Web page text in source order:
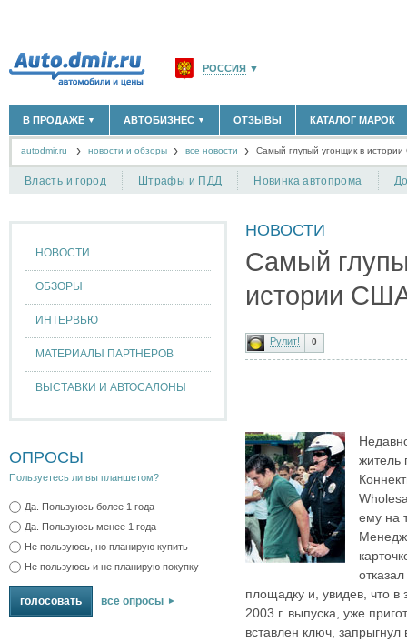
РОССИЯ ▼
САНКТ-ПЕТЕРБУРГ И ОБЛАСТЬ(14298)
КРАСНОДАРСКИЙ КРАЙ(5619)
КРЫМ РЕСПУБЛИКА(412)
В ПРОДАЖЕ ▼
НОВЫЕ АВТОМОБИЛИ(30122)
АВТОМОБИЛИ С ПРОБЕГОМ
АВТОБИЗНЕС ▼
ОФИЦИАЛЬНЫЕ ДИЛЕРЫ(1347)
ТАКСИ(278)
+ ДОБАВИТЬ КОМПАНИЮ
ОТЗЫВЫ КАТАЛОГ МАРОК
autodmir.ru новости и обзоры все новости Самый глупый угонщик в
Власть и город Штрафы и ПДД Новинка автопрома
НОВОСТИ
ОБЗОРЫ
ИНТЕРВЬЮ
МАТЕРИАЛЫ ПАРТНЕРОВ
ВЫСТАВКИ И АВТОСАЛОНЫ
ОПРОСЫ
Пользуетесь ли вы планшетом?
Да. Пользуюсь более 1 года
Да. Пользуюсь менее 1 года
Не пользуюсь, но планирую купить
Не пользуюсь и не планирую покупку
все опросы
НОВОСТИ
Самый
истории
Рулит! 0
житель
ему на
площадку и, увидев, что в
2003 г. выпуска, уже
вставлен ключ,